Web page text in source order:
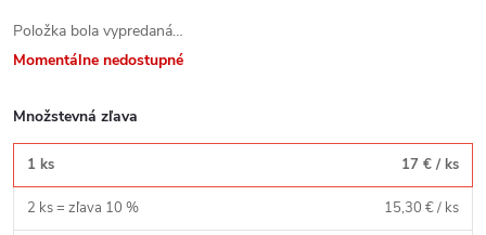
Položka bola vypredaná…
Momentálne nedostupné
Množstevná zľava
1 ks 17 € / ks
2 ks = zľava 10 % 15,30 €/ ks